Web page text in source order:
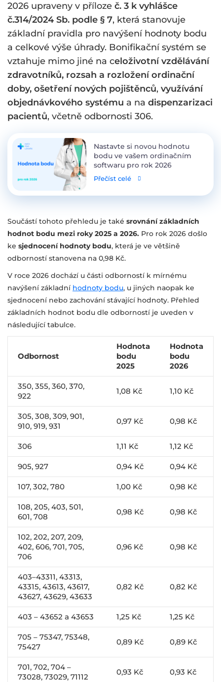
2026 upraveny v příloze č. 3 k vyhlášce
č.314/2024 Sb. podle § 7, která stanovuje
základní pravidla pro navýšení hodnoty bodu
a celkové výše úhrady. Bonifikační systém se
vztahuje mimo jiné na celoživotní vzdělávání
zdravotníků, rozsah a rozložení ordinační
doby, ošetření nových pojištěnců, využívání
objednávkového systému a na dispenzarizaci
pacientů, včetně odbornosti 306.
Nastavte si novou hodnotu
bodu ve vašem ordinačním
softwaru pro rok 2026
Přečíst celé
Součástí tohoto přehledu je také srovnání základních
hodnot bodu mezi roky 2025 a 2026. Pro rok 2026 došlo
ke sjednocení hodnoty bodu, která je ve většině
odborností stanovena na 0,98 Kč.
V roce 2026 dochází u části odborností k mírnému
navýšení základní hodnoty bodu, u jiných naopak ke
sjednocení nebo zachování stávající hodnoty. Přehled
základních hodnot bodu dle odborností je uveden v
následující tabulce.
Odbornost
Hodnota
bodu
2025
Hodnota
bodu
2026
350, 355, 360, 370,
922
1,08 Kč 1,10 Kč
305, 308, 309, 901,
910, 919, 931
0,97 Kč 0,98 Kč
306 1,11 Kč 1,12 Kč
905, 927 0,94 Kč 0,94 Kč
107, 302, 780 1,00 Kč 0,98 Kč
108, 205, 403, 501,
601, 708
0,98 Kč 0,98 Kč
102, 202, 207, 209,
402, 606, 701, 705,
706
0,96 Kč 0,98 Kč
403–43311, 43313,
43315, 43613, 43617,
43627, 43629, 43633
0,82 Kč 0,82 Kč
403 – 43652 a 43653 1,25 Kč 1,25 Kč
705 – 75347, 75348,
75427
0,89 Kč 0,89 Kč
701, 702, 704 –
73028, 73029, 71112
0,93 Kč 0,93 Kč